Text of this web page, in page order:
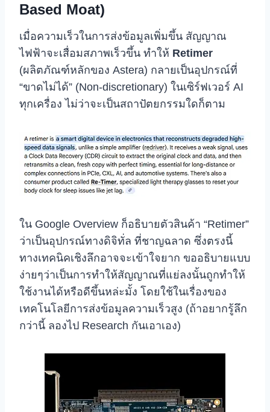
Based Moat)
เมื่อความเร็วในการส่งข้อมูลเพิ่มขึ้น สัญญาณ
ไฟฟ้าจะเสื่อมสภาพเร็วขึ้น ทำให้ Retimer
(ผลิตภัณฑ์หลักของ Astera) กลายเป็นอุปกรณ์ที่
“ขาดไม่ได้” (Non-discretionary) ในเซิร์ฟเวอร์ AI
ทุกเครื่อง ไม่ว่าจะเป็นสถาปัตยกรรมใดก็ตาม
ใน Google Overview ก็อธิบายตัวสินค้า “Retimer”
ว่าเป็นอุปกรณ์ทางดิจิทั่ล ที่ชาญฉลาด ซึ่งตรงนี้
ทางเทคนิคเชิงลึกอาจจะเข้าใจยาก ขออธิบายแบบ
ง่ายๆว่าเป็นการทำให้สัญญาณที่แย่ลงนั้นถูกทำให้
ใช้งานได้หรือดีขึ้นหล่ะมั้ง โดยใช้ในเรื่องของ
เทคโนโลยีการส่งข้อมูลความเร็วสูง (ถ้าอยากรู้ลึก
กว่านี้ ลองไป Research กันเอาเอง)